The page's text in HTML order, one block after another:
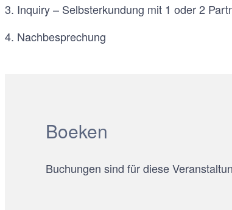
3. Inquiry – Selbsterkundung mit 1 oder 2
4. Nachbesprechung
Boeken
Buchungen sind für diese